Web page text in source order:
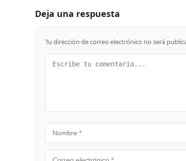
Deja una respuesta
Tu dirección de correo electrónico no será